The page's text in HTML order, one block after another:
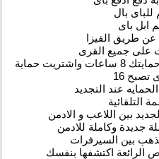
للباى بال
ابل باى
عن طريق الفيزا
على جميع القرى
تمديد الحماية اى اذا كانت حمايتك 8 ساعات واشتريت حماية
تصبح 16
عند التجديد
التلقائية
بين اللاعب و الادمن
جديدة وكاملة للادمن
بين السيرفرات
الرائعة اكتشفها بنفسك